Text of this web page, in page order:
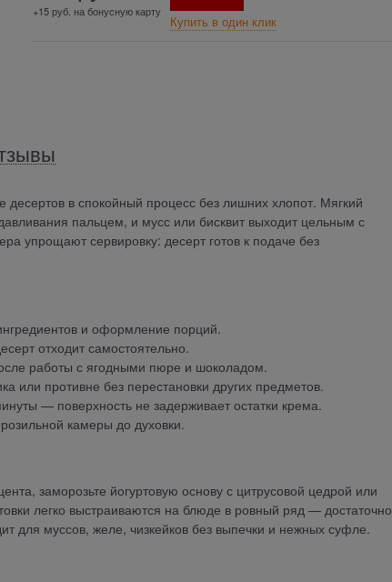
+15 руб. на бонусную карту
Купить в один клик
в спокойный процесс без лишних хлопот. Мягкий
пальцем, и мусс или бисквит выходит цельным с
упрощают сервировку: десерт готов к подаче без
и оформление порций.
отходит самостоятельно.
работы с ягодными пюре и шоколадом.
или противне без перестановки других предметов.
— поверхность не задерживает остатки крема.
камеры до духовки.
заморозьте йогуртовую основу с цитрусовой цедрой или
легко выстраиваются на блюде в ровный ряд — достаточно
для муссов, желе, чизкейков без выпечки и нежных суфле.